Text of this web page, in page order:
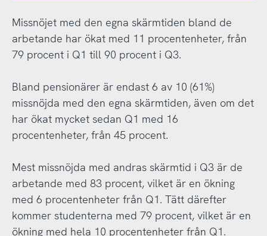
Missnöjet med den egna skärmtiden bland de
arbetande har ökat med 11 procentenheter, från
79 procent i Q1 till 90 procent i Q3.
Bland pensionärer är endast 6 av 10 (61%)
missnöjda med den egna skärmtiden, även om det
har ökat mycket sedan Q1 med 16
procentenheter, från 45 procent.
Mest missnöjda med andras skärmtid i Q3 är de
arbetande med 83 procent, vilket är en ökning
med 6 procentenheter från Q1. Tätt därefter
kommer studenterna med 79 procent, vilket är en
ökning med hela 10 procentenheter från Q1.